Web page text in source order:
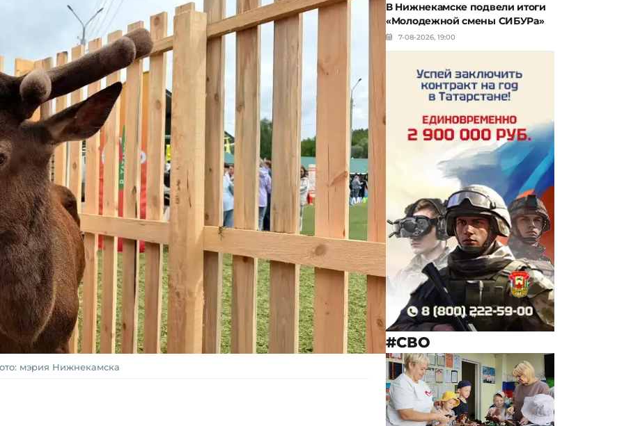
мэрия Нижнекамска
В Нижнекамске подвели итоги
«Молодежной смены СИБУРа»
7-08-2026, 19:00
#СВО